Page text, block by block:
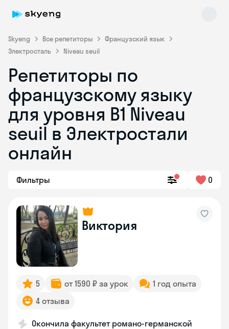
Skyeng Все репетиторы
Французский язык
Электросталь
Niveau seuil
Репетиторы по
французскому языку
для уровня B1 Niveau
seuil в Электростали
онлайн
Фильтры 0
Виктория
5 от 1590 ₽ за урок
1 год опыта
4 отзыва
Окончила факультет романо-германской
Skyeng Chat